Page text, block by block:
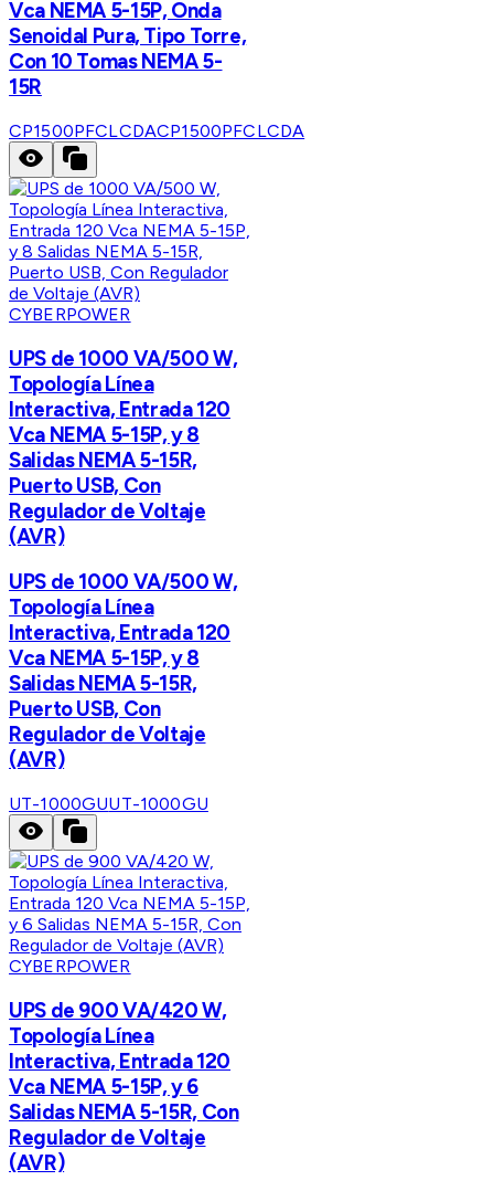
Vca NEMA 5-15P, Onda
Senoidal Pura, Tipo Torre,
Con 10 Tomas NEMA 5-
15R
CP1500PFCLCDACP1500PFCLCDA
CYBERPOWER
UPS de 1000 VA/500 W,
Topología Línea
Interactiva, Entrada 120
Vca NEMA 5-15P, y 8
Salidas NEMA 5-15R,
Puerto USB, Con
Regulador de Voltaje
(AVR)
UPS de 1000 VA/500 W,
Topología Línea
Interactiva, Entrada 120
Vca NEMA 5-15P, y 8
Salidas NEMA 5-15R,
Puerto USB, Con
Regulador de Voltaje
(AVR)
UT-1000GUUT-1000GU
CYBERPOWER
UPS de 900 VA/420 W,
Topología Línea
Interactiva, Entrada 120
Vca NEMA 5-15P, y 6
Salidas NEMA 5-15R, Con
Regulador de Voltaje
(AVR)